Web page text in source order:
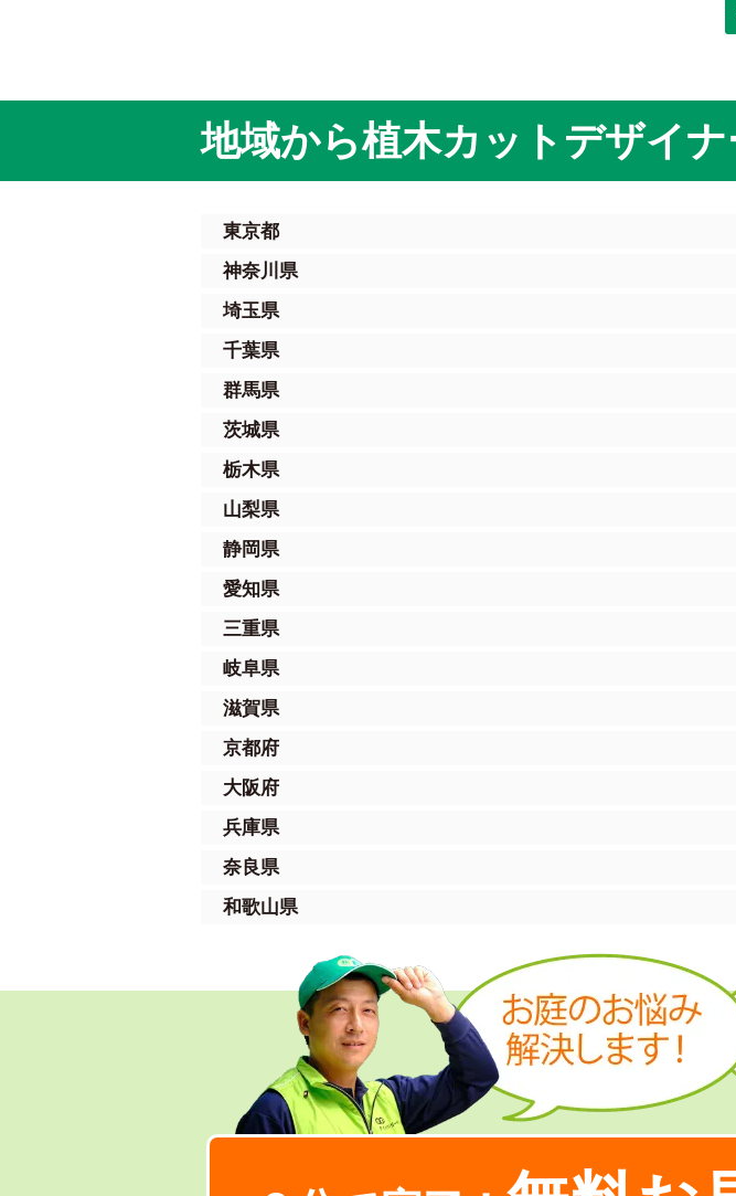
地域から植木カットデザイ
東京都
神奈川県
埼玉県
千葉県
群馬県
茨城県
栃木県
山梨県
静岡県
愛知県
三重県
岐阜県
滋賀県
京都府
大阪府
兵庫県
奈良県
和歌山県